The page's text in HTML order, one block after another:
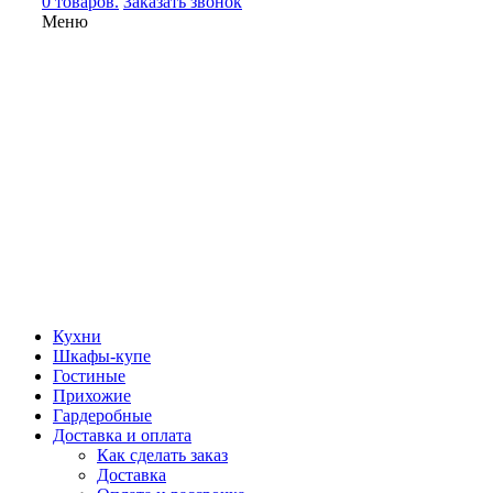
Меню
Кухни
Шкафы-купе
Гостиные
Прихожие
Гардеробные
Доставка и оплата
Как сделать заказ
Доставка